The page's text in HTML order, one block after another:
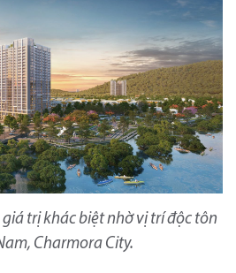
giá trị khác biệt nhờ vị trí độc tôn
Charmora City.